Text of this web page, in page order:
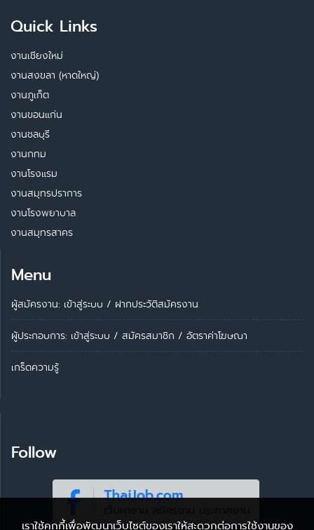
Quick Links
งานเชียงใหม่
งานสงขลา (หาดใหญ่)
งานภูเก็ต
งานขอนแก่น
งานชลบุรี
งานกทม
งานโรงแรม
งานสมุทรปราการ
งานโรงพยาบาล
งานสมุทรสาคร
Menu
ผู้สมัครงาน: เข้าสู่ระบบ / ฝากประวัติสมัครงาน
ผู้ประกอบการ: เข้าสู่ระบบ / สมัครสมาชิก / อัตราค่าโฆษณา
เกร็ดความรู้
Follow
เราใช้คุกกี้เพื่อพัฒนาเว็บไซต์ของเราให้สะดวกต่อการใช้งานของ